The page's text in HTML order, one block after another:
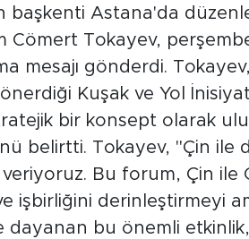
başkenti Astana'da
Cömert Tokayev,
mesajı gönderdi. Tokayev,
Kuşak ve Yol
bir konsept olarak
belirtti. Tokayev, "Çin ile
Bu forum, Çin ile
işbirliğini derinleştirmeyi
dayanan bu önemli etkinlik,